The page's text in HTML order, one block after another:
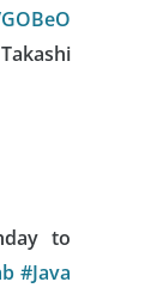
to
#Java